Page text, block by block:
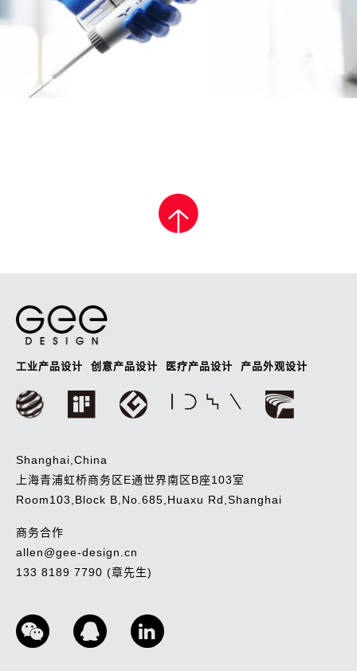
工业产品设计 创意产品设计 医疗产品设计 产品外观设计
Shanghai,China
上海青浦虹桥商务区E通世界南区B座103室
Room103,Block B,No.685,Huaxu Rd,Shanghai
商务合作
allen@gee-design.cn
133 8189 7790 (章先生)